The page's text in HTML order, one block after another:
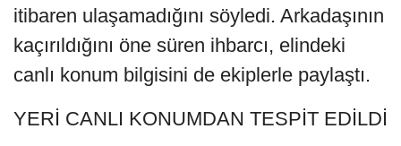
itibaren ulaşamadığını söyledi. Arkadaşının
kaçırıldığını öne süren ihbarcı, elindeki
canlı konum bilgisini de ekiplerle paylaştı.
YERİ CANLI KONUMDAN TESPİT EDİLDİ